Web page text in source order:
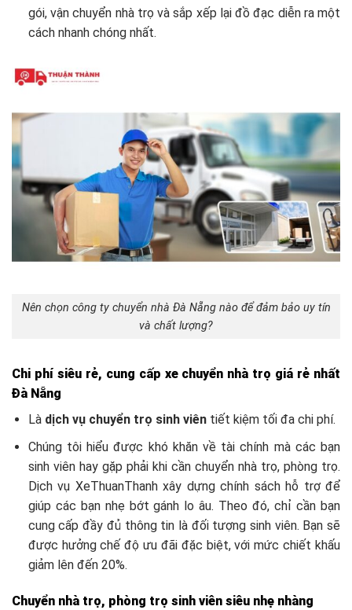
gói, vận chuyển nhà trọ và sắp xếp lại đồ đạc diễn ra một
cách nhanh chóng nhất.
Nên chọn công ty chuyển nhà Đà Nẵng nào để đảm bảo uy tín
và chất lượng?
Chi phí siêu rẻ, cung cấp xe chuyển nhà trọ giá rẻ nhất
Đà Nẵng
Là dịch vụ chuyển trọ sinh viêntiết kiệm tối đa chi phí.
Chúng tôi hiểu được khó khăn về tài chính mà các bạn
sinh viên hay gặp phải khi cần chuyển nhà trọ, phòng trọ.
Dịch vụ XeThuanThanh xây dựng chính sách hỗ trợ để
giúp các bạn nhẹ bớt gánh lo âu. Theo đó, chỉ cần bạn
cung cấp đầy đủ thông tin là đối tượng sinh viên. Bạn sẽ
được hưởng chế độ ưu đãi đặc biệt, với mức chiết khấu
giảm lên đến 20%.
Chuyển nhà trọ, phòng trọ sinh viên siêu nhẹ nhàng